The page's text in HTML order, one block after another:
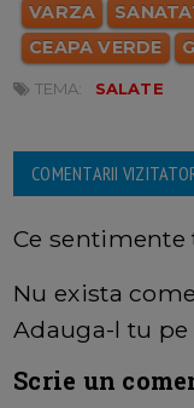
VARZA
CEAPA VERDE
TEMA: SALATE
COMENTARII
Ce sentimente
Nu exista
Adauga-l tu
Scrie un